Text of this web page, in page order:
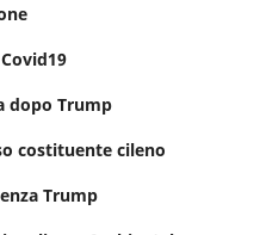
dopo Trump
costituente cileno
Trump